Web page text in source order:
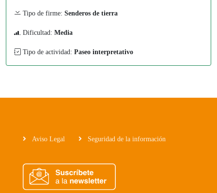
Tipo de firme: Senderos de tierra
Dificultad: Media
Tipo de actividad: Paseo interpretativo
Aviso Legal Seguridad de la información